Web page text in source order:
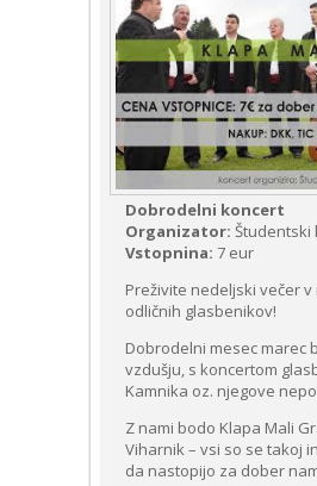
Dobrodelni koncert
Organizator: Študentski
Vstopnina: 7 eur
Preživite nedeljski večer
odličnih glasbenikov!
Dobrodelni mesec marec
vzdušju, s koncertom
Kamnika oz. njegove
Z nami bodo Klapa Mali
Viharnik – vsi so se takoj
da nastopijo za dober